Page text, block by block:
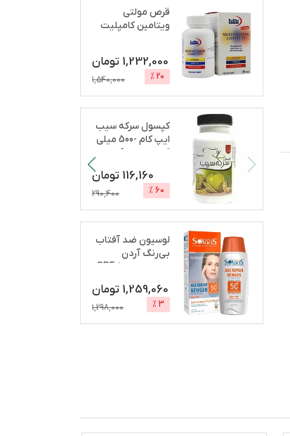
قرص مولتی
ویتامین کامپلیت
1,232,000 تومان
20
%
1,540,000
کپسول سرکه سیب
ایپ کام -500 میلی
گرم بسته 60 عددی
116,160 تومان
60
%
290,400
لوسیون ضد آفتاب
بی‌رنگ آردن
1,259,060 تومان
3
%
1,298,000